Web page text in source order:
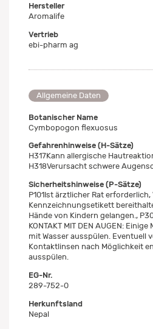
Hersteller
Aromalife
Vertrieb
ebi-pharm ag
Allgemeine Daten
Botanischer Name
Cymbopogon flexuosus
Gefahrenhinweise (H-Sätze)
H317Kann allergische
H318Verursacht schwere
Sicherheitshinweise (P-Sätze)
P101Ist ärztlicher Rat
Kennzeichnungsetikett
Hände von Kindern gelangen.,
KONTAKT MIT DEN AUGEN:
mit Wasser ausspülen. Eventuell
Kontaktlinsen nach Möglichkeit
ausspülen.
EG-Nr.
289-752-0
Herkunftsland
Nepal